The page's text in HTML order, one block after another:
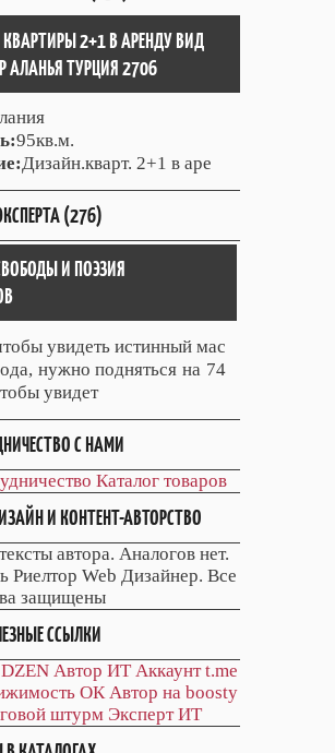
2+1 В АРЕНДУ ВИД
АЛАНЬЯ ТУРЦИЯ 2706
95кв.м.
Дизайн.кварт. 2+1 в аре
(276)
И ПОЭЗИЯ
увидеть истинный мас
нужно подняться на 74
увидет
С НАМИ
Каталог товаров
И КОНТЕНТ-АВТОРСТВО
автора. Аналогов нет.
Риелтор Web Дизайнер. Все
защищены
ССЫЛКИ
DZEN Автор ИТ Аккаунт t.me
ОК Автор на boosty
штурм Эксперт ИТ